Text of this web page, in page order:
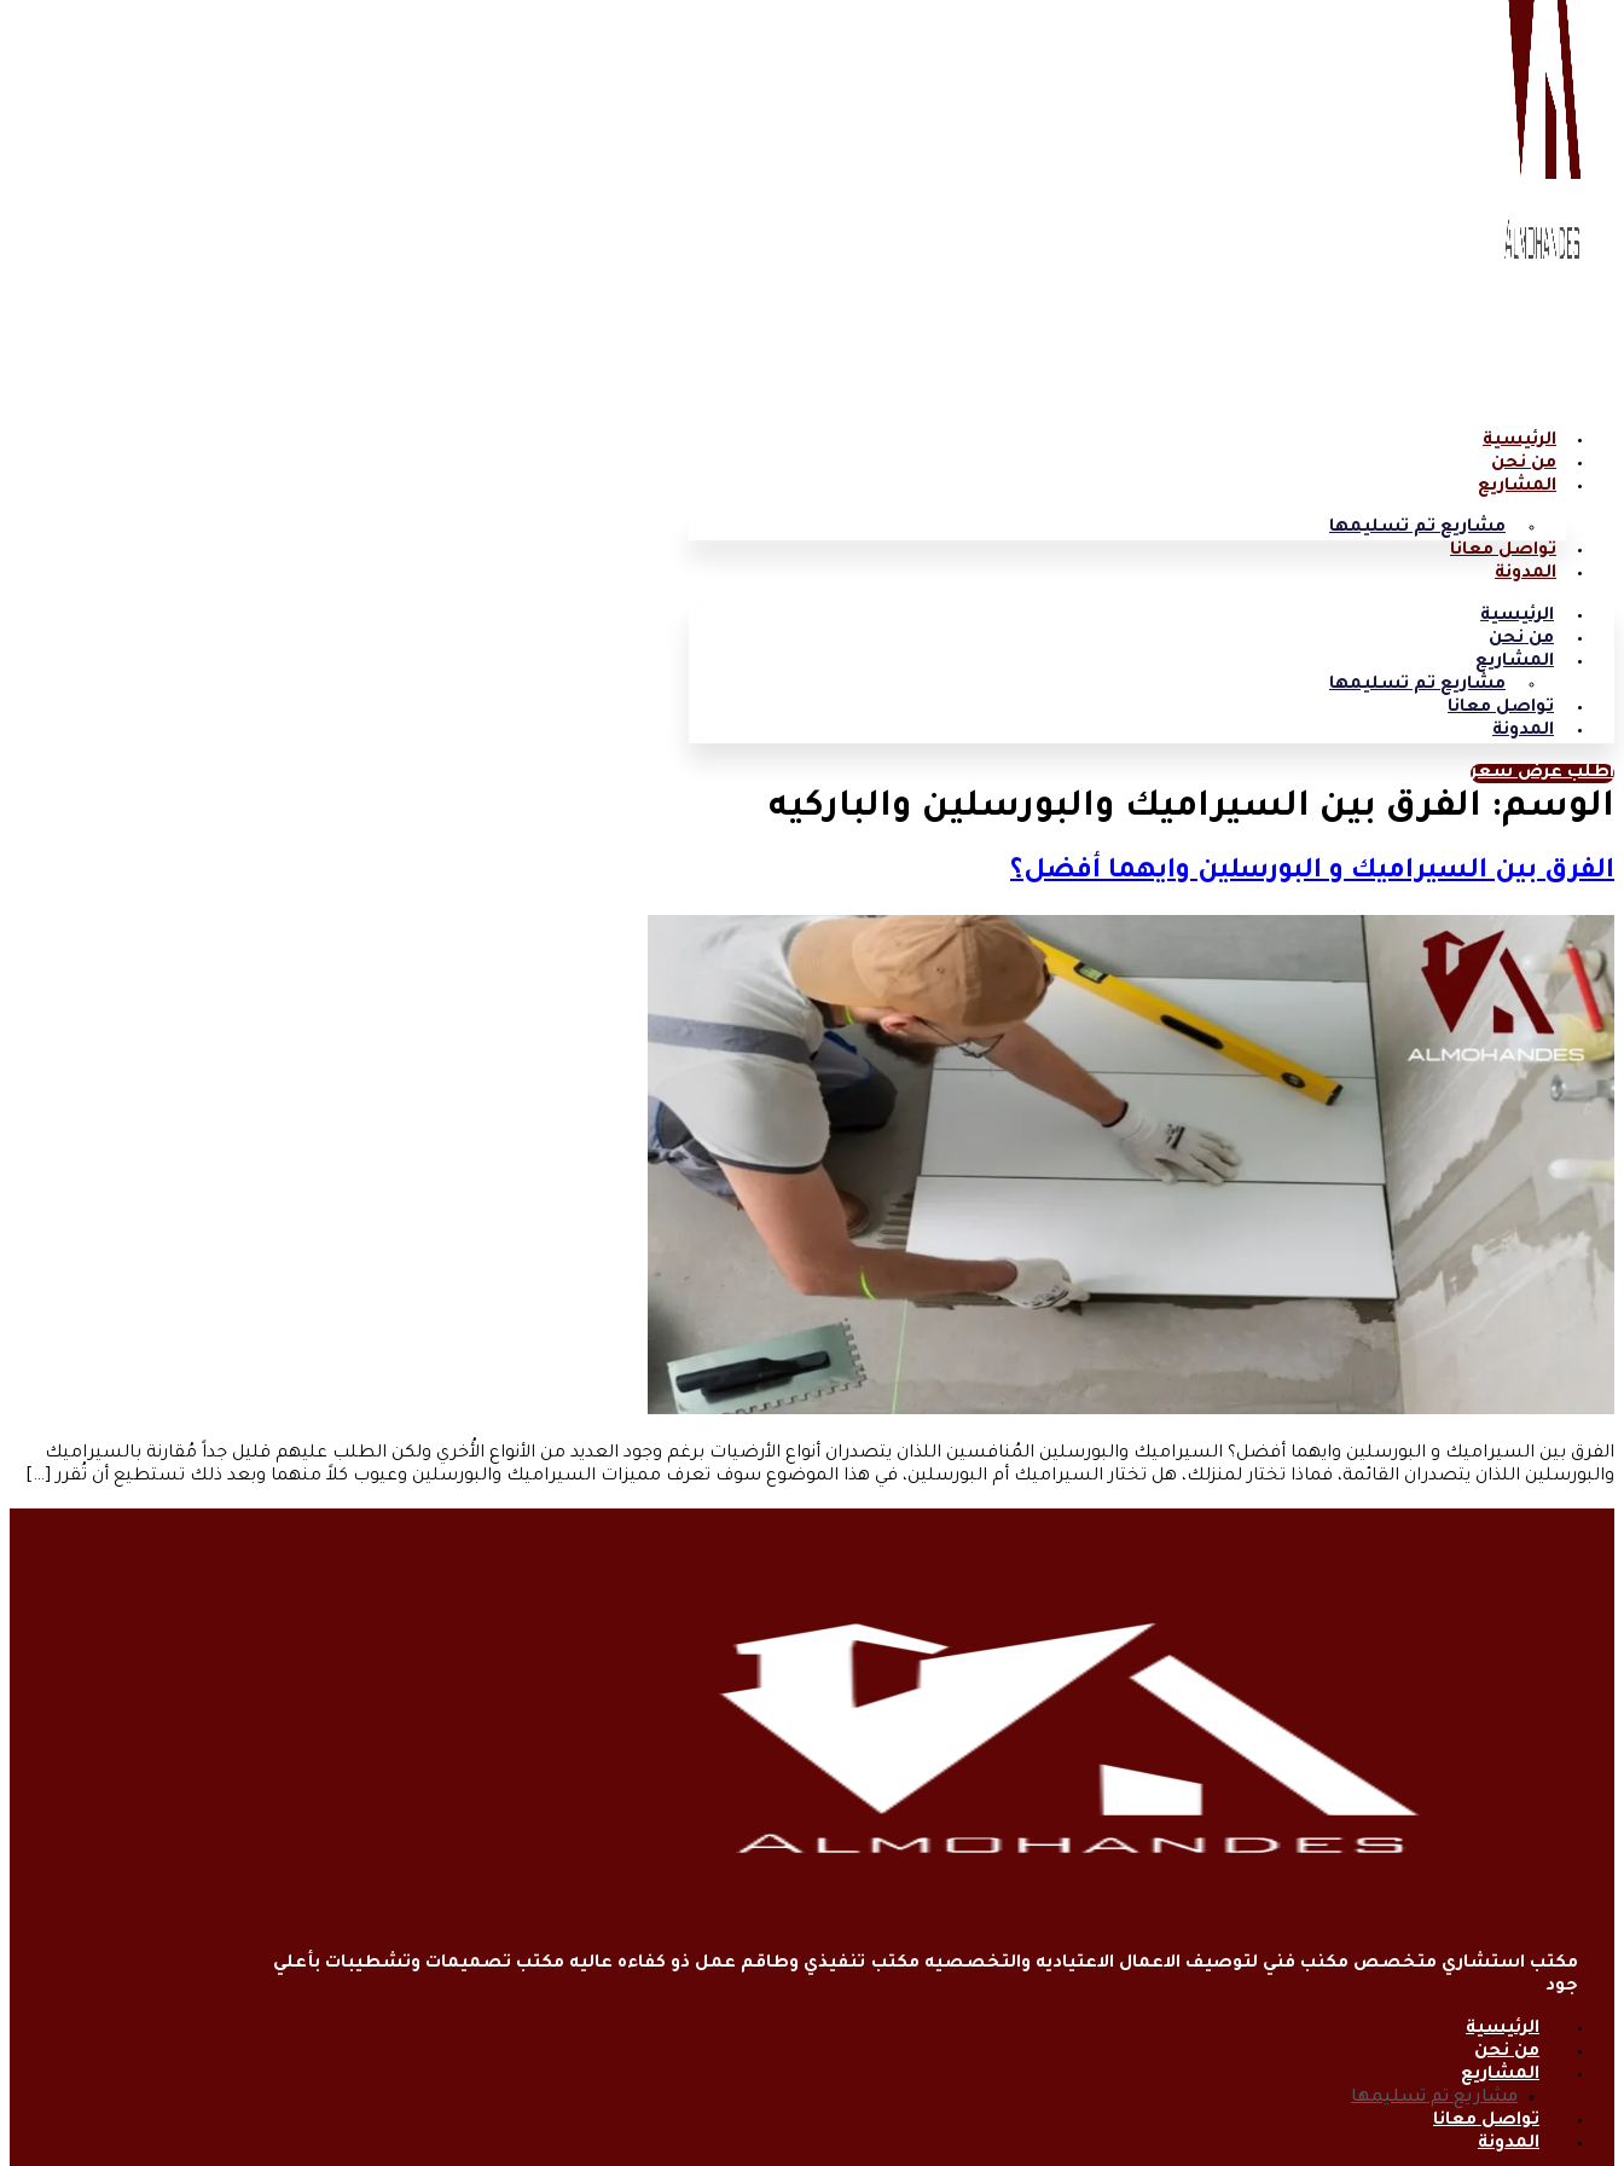
الرئيسية
من نحن
المشاريع
مشاريع تم تسليمها
تواصل معانا
المدونة
الرئيسية
من نحن
المشاريع
مشاريع تم تسليمها
تواصل معانا
المدونة
اطلب عرض سعر
الوسم: الفرق بين السيراميك والبورسلين والباركيه
الفرق بين السيراميك و البورسلين وايهما أفضل؟
الفرق بين السيراميك و البورسلين وايهما أفضل؟ السيراميك والبورسلين المُنافسين اللذان يتصدران أنواع الأرضيات برغم وجود العديد من الأنواع الأُخري ولكن الطلب عليهم قليل جداً مُقارنة بالسيراميك
والبورسلين اللذان يتصدران القائمة، فماذا تختار لمنزلك، هل تختار السيراميك أم البورسلين، في هذا الموضوع سوف تعرف مميزات السيراميك والبورسلين وعيوب كلاً منهما وبعد ذلك تستطيع أن تُقرر […]
مكتب استشاري متخصص مكنب فني لتوصيف الاعمال الاعتياديه والتخصصيه مكتب تنفيذي وطاقم عمل ذو كفاءه عاليه مكتب تصميمات وتشطيبات بأعلي
جود
الرئيسية
من نحن
المشاريع
مشاريع تم تسليمها
تواصل معانا
المدونة